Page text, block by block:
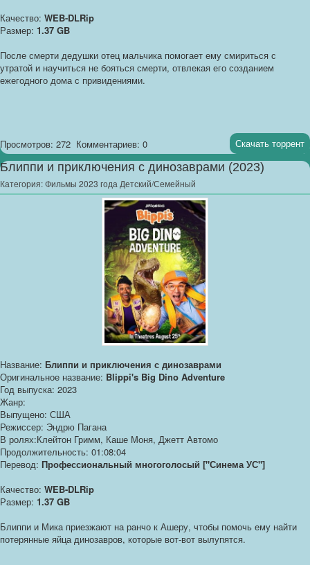
Качество: WEB-DLRip
Размер: 1.37 GB
После смерти дедушки отец мальчика помогает ему смириться с
утратой и научиться не бояться смерти, отвлекая его созданием
ежегодного дома с привидениями.
Просмотров: 272 Комментариев: 0 Скачать торрент
Блиппи и приключения с динозаврами (2023)
Категория:Фильмы 2023 года Детский/Семейный
Название: Блиппи и приключения с динозаврами
Оригинальное название: Blippi's Big Dino Adventure
Год выпуска: 2023
Жанр:
Выпущено: США
Режиссер: Эндрю Пагана
В ролях:Клейтон Гримм, Каше Моня, Джетт Автомо
Продолжительность: 01:08:04
Перевод: Профессиональный многоголосый ["Синема УС"]
Качество: WEB-DLRip
Размер: 1.37 GB
Блиппи и Мика приезжают на ранчо к Ашеру, чтобы помочь ему найти
потерянные яйца динозавров, которые вот-вот вылупятся.